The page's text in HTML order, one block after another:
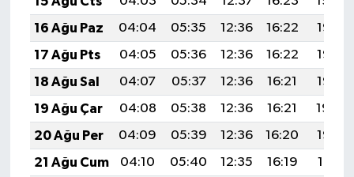
16 Ağu Paz
04:04 05:35 12:36 16:22
19:28
17 Ağu Pts
04:05 05:36 12:36 16:22
19:26
18 Ağu Sal
04:07 05:37 12:36 16:21
19:25
19 Ağu Çar
04:08 05:38 12:36 16:21
19:24
20 Ağu Per
04:09 05:39 12:36 16:20
19:22
21 Ağu Cum
04:10 05:40 12:35 16:19
19:21